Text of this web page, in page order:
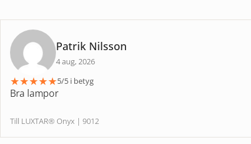
Patrik Nilsson
4 aug, 2026
★★★★★5/5 i betyg
Bra lampor
Till LUXTAR® Onyx | 9012